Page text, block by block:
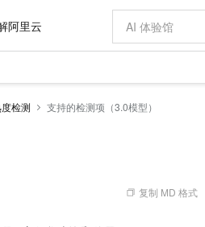
阿里云
检测 支持的检测项（3.0模型）
复制 MD 格式
名与建站服务
大模型
成翻译和格式还原
打造自进化智能体
轻松解锁专属
tokens，加速 Al 应用落地
订阅计划 NEW
AI 场景体
从图文生成到
价格
配置报价
基础软件
产品伙伴
阿里云认证
市场活动